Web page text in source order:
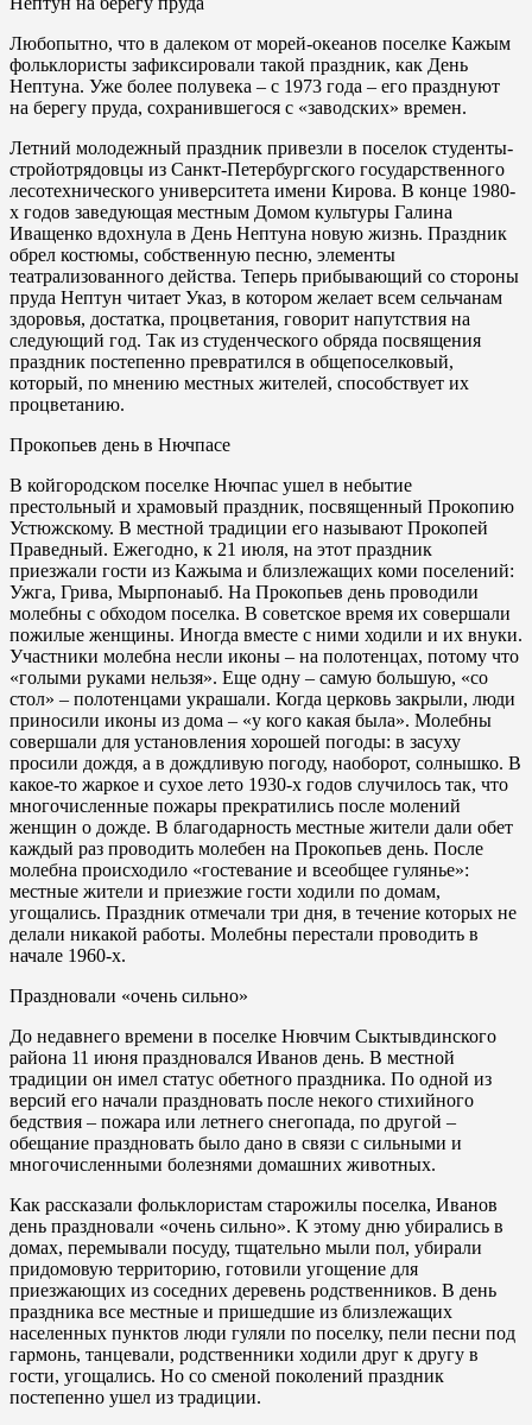
Любопытно, что в далеком от морей-океанов поселке Кажым
фольклористы зафиксировали такой праздник, как День
Нептуна. Уже более полувека – с 1973 года – его празднуют
на берегу пруда, сохранившегося с «заводских» времен.
Летний молодежный праздник привезли в поселок студенты-
стройотрядовцы из Санкт-Петербургского государственного
лесотехнического университета имени Кирова. В конце 1980-
х годов заведующая местным Домом культуры Галина
Иващенко вдохнула в День Нептуна новую жизнь. Праздник
обрел костюмы, собственную песню, элементы
театрализованного действа. Теперь прибывающий со стороны
пруда Нептун читает Указ, в котором желает всем сельчанам
здоровья, достатка, процветания, говорит напутствия на
следующий год. Так из студенческого обряда посвящения
праздник постепенно превратился в общепоселковый,
который, по мнению местных жителей, способствует их
процветанию.
Прокопьев день в Нючпасе
В койгородском поселке Нючпас ушел в небытие
престольный и храмовый праздник, посвященный Прокопию
Устюжскому. В местной традиции его называют Прокопей
Праведный. Ежегодно, к 21 июля, на этот праздник
приезжали гости из Кажыма и близлежащих коми поселений:
Ужга, Грива, Мырпонаыб. На Прокопьев день проводили
молебны с обходом поселка. В советское время их совершали
пожилые женщины. Иногда вместе с ними ходили и их внуки.
Участники молебна несли иконы – на полотенцах, потому что
«голыми руками нельзя». Еще одну – самую большую, «со
стол» – полотенцами украшали. Когда церковь закрыли, люди
приносили иконы из дома – «у кого какая была». Молебны
совершали для установления хорошей погоды: в засуху
просили дождя, а в дождливую погоду, наоборот, солнышко. В
какое-то жаркое и сухое лето 1930-х годов случилось так, что
многочисленные пожары прекратились после молений
женщин о дожде. В благодарность местные жители дали обет
каждый раз проводить молебен на Прокопьев день. После
молебна происходило «гостевание и всеобщее гулянье»:
местные жители и приезжие гости ходили по домам,
угощались. Праздник отмечали три дня, в течение которых не
делали никакой работы. Молебны перестали проводить в
начале 1960-х.
Праздновали «очень сильно»
До недавнего времени в поселке Нювчим Сыктывдинского
района 11 июня праздновался Иванов день. В местной
традиции он имел статус обетного праздника. По одной из
версий его начали праздновать после некого стихийного
бедствия – пожара или летнего снегопада, по другой –
обещание праздновать было дано в связи с сильными и
многочисленными болезнями домашних животных.
Как рассказали фольклористам старожилы поселка, Иванов
день праздновали «очень сильно». К этому дню убирались в
домах, перемывали посуду, тщательно мыли пол, убирали
придомовую территорию, готовили угощение для
приезжающих из соседних деревень родственников. В день
праздника все местные и пришедшие из близлежащих
населенных пунктов люди гуляли по поселку, пели песни под
гармонь, танцевали, родственники ходили друг к другу в
гости, угощались. Но со сменой поколений праздник
постепенно ушел из традиции.